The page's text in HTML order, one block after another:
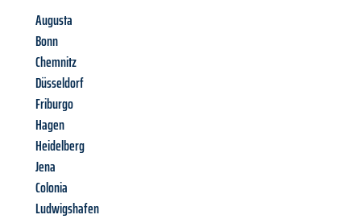
Augusta
Bonn
Chemnitz
Düsseldorf
Friburgo
Hagen
Heidelberg
Jena
Colonia
Ludwigshafen